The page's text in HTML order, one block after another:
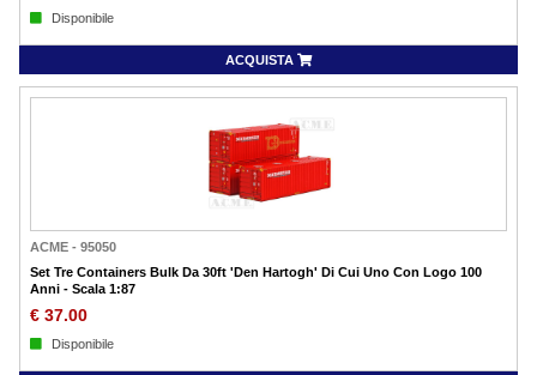
Disponibile
ACQUISTA
ACME - 95050
Set Tre Containers Bulk Da 30ft 'Den Hartogh' Di Cui Uno Con Logo 100
Anni - Scala 1:87
€ 37.00
Disponibile